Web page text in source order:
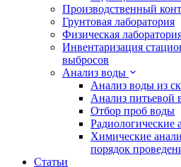
Производственный
Грунтовая лаборатория
Физическая
Инвентаризация
выбросов
Анализ воды
Анализ воды из
Анализ питьевой
Отбор проб воды
Радиологические
Химические
порядок
Статьи